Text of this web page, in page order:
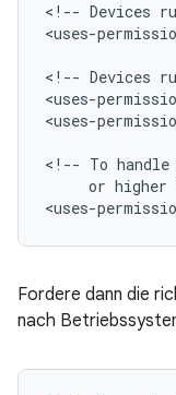
<!-- Devices
<uses-
<!-- Devices
<uses-
<uses-
<!-- To handle
or higher
<uses-
Fordere dann die
nach